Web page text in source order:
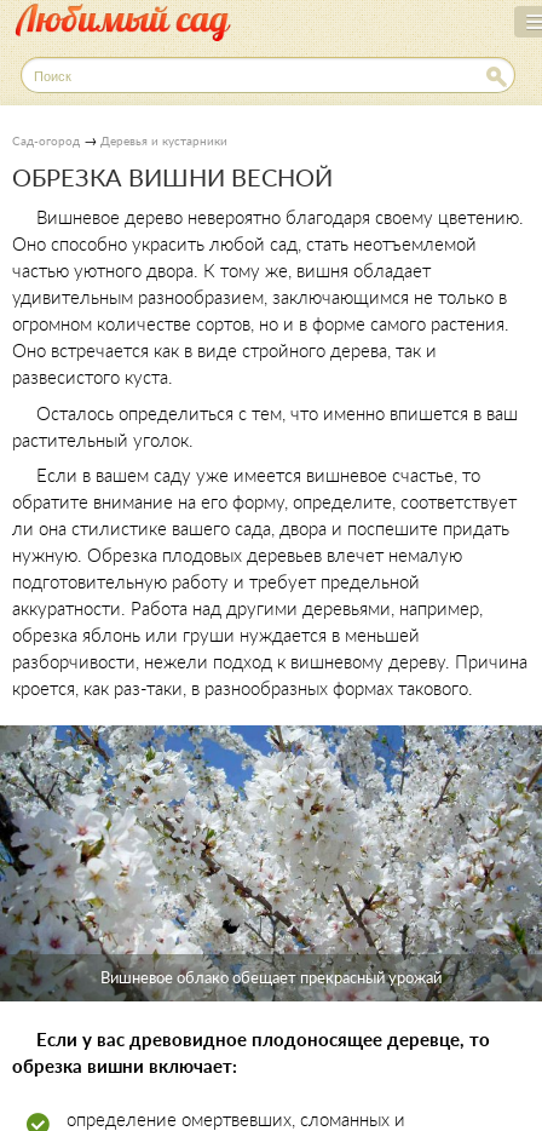
Перейти
к
содержанию
П
о
и
к
Сад-огород → Деревья и кустарники
ОБРЕЗКА ВИШНИ ВЕСНОЙ
Вишневое дерево невероятно благодаря своему цветению.
Оно способно украсить любой сад, стать неотъемлемой
частью уютного двора. К тому же, вишня обладает
удивительным разнообразием, заключающимся не только в
огромном количестве сортов, но и в форме самого растения.
Оно встречается как в виде стройного дерева, так и
развесистого куста.
Осталось определиться с тем, что именно впишется в ваш
растительный уголок.
Если в вашем саду уже имеется вишневое счастье, то
обратите внимание на его форму, определите, соответствует
ли она стилистике вашего сада, двора и поспешите придать
нужную. Обрезка плодовых деревьев влечет немалую
подготовительную работу и требует предельной
аккуратности. Работа над другими деревьями, например,
обрезка яблонь или груши нуждается в меньшей
разборчивости, нежели подход к вишневому дереву. Причина
кроется, как раз-таки, в разнообразных формах такового.
Вишневое облако обещает прекрасный урожай
Если у вас древовидное плодоносящее деревце, то
обрезка вишни включает:
определение омертвевших, сломанных и